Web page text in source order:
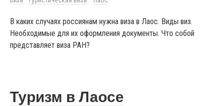
В каких случаях россиянам нужна виза в Лаос. Виды виз.
Необходимые для их оформления документы. Что собой
представляет виза РАН?
Туризм в Лаосе